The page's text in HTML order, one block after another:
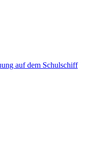
auf dem Schulschiff